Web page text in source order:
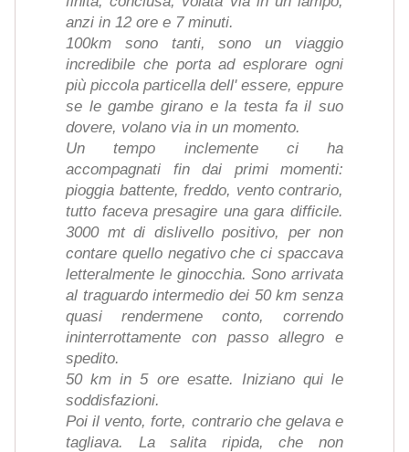
anzi in 12 ore e 7 minuti.
100km sono tanti, sono un viaggio
incredibile che porta ad esplorare ogni
più piccola particella dell' essere, eppure
se le gambe girano e la testa fa il suo
dovere, volano via in un momento.
Un tempo inclemente ci ha
accompagnati fin dai primi momenti:
pioggia battente, freddo, vento contrario,
tutto faceva presagire una gara difficile.
3000 mt di dislivello positivo, per non
contare quello negativo che ci spaccava
letteralmente le ginocchia. Sono arrivata
al traguardo intermedio dei 50 km senza
quasi rendermene conto, correndo
ininterrottamente con passo allegro e
spedito.
50 km in 5 ore esatte. Iniziano qui le
soddisfazioni.
Poi il vento, forte, contrario che gelava e
tagliava. La salita ripida, che non